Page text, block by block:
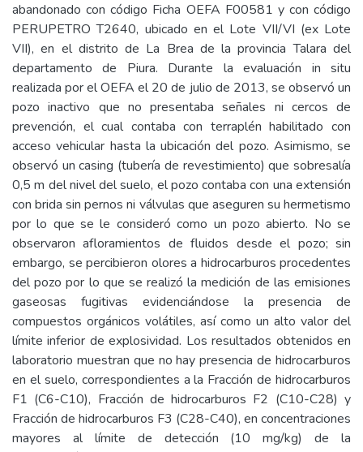
abandonado con código Ficha OEFA F00581 y con código
PERUPETRO T2640, ubicado en el Lote VII/VI (ex Lote
VII), en el distrito de La Brea de la provincia Talara del
departamento de Piura. Durante la evaluación in situ
realizada por el OEFA el 20 de julio de 2013, se observó un
pozo inactivo que no presentaba señales ni cercos de
prevención, el cual contaba con terraplén habilitado con
acceso vehicular hasta la ubicación del pozo. Asimismo, se
observó un casing (tubería de revestimiento) que sobresalía
0,5 m del nivel del suelo, el pozo contaba con una extensión
con brida sin pernos ni válvulas que aseguren su hermetismo
por lo que se le consideró como un pozo abierto. No se
observaron afloramientos de fluidos desde el pozo; sin
embargo, se percibieron olores a hidrocarburos procedentes
del pozo por lo que se realizó la medición de las emisiones
gaseosas fugitivas evidenciándose la presencia de
compuestos orgánicos volátiles, así como un alto valor del
límite inferior de explosividad. Los resultados obtenidos en
laboratorio muestran que no hay presencia de hidrocarburos
en el suelo, correspondientes a la Fracción de hidrocarburos
F1 (C6-C10), Fracción de hidrocarburos F2 (C10-C28) y
Fracción de hidrocarburos F3 (C28-C40), en concentraciones
mayores al límite de detección (10 mg/kg) de la